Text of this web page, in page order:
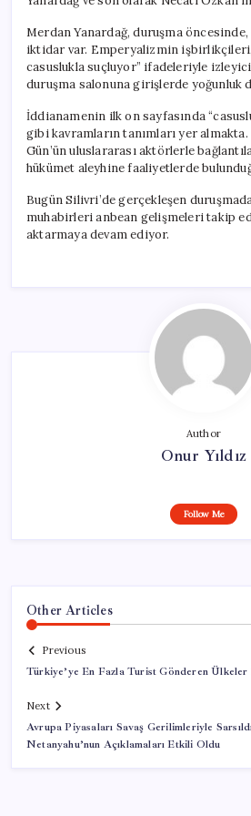
Merdan Yanardağ, duruşma öncesinde,
iktidar var. Emperyalizmin
casuslukla suçluyor” ifadeleriyle
duruşma salonuna girişlerde yoğunluk
İddianamenin ilk on sayfasında
gibi kavramların tanımları yer
Gün’ün uluslararası aktörlerle
hükümet aleyhine faaliyetlerde
Bugün Silivri’de gerçekleşen
muhabirleri anbean gelişmeleri takip
aktarmaya devam ediyor.
Author
Onur Yıldız
Follow Me
Other Articles
Previous
Türkiye’ye En Fazla Turist Gönderen
Next
Avrupa Piyasaları Savaş Gerilimleriyle
Netanyahu’nun Açıklamaları Etkili Oldu